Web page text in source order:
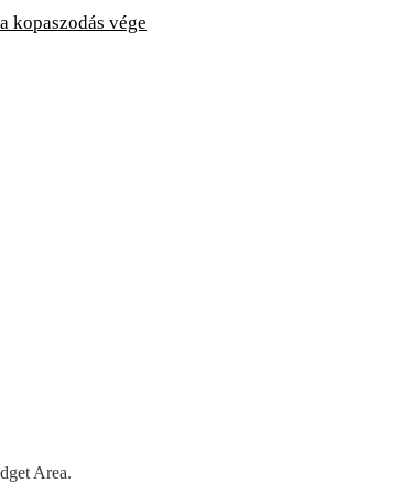
kopaszodás vége
Area.